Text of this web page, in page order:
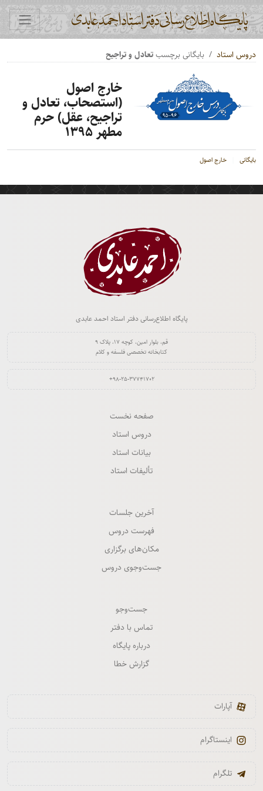
دروس استاد بایگانی برچسبتعادل و تراجیح
خارج اصول
(استصحاب، تعادل و
تراجیح، عقل) حرم
مطهر ۱۳۹۵
بایگانی خارج اصول
پایگاه اطلاع‌رسانی دفتر استاد احمد عابدی
قم، بلوار امین، کوچه ۱۷، پلاک ۹
کتابخانه تخصصی فلسفه و کلام
‎+۹۸-۲۵-۳۷۷۴۱۷۰۲‏
صفحه نخست
دروس استاد
بیانات استاد
تألیفات استاد
آخرین جلسات
فهرست دروس
مکان‌های برگزاری
جست‌وجوی دروس
جست‌وجو
تماس با دفتر
درباره پایگاه
گزارش خطا
آپارات
اینستاگرام
تلگرام